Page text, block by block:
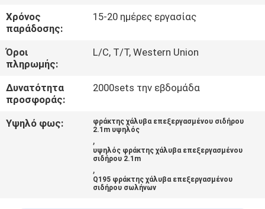
ΖΗΤΉΣΤΕ
ΈΝΑ
ΑΠΌΣΠΑΣΜΑ
ΕΙΔΉΣΕΙΣ
Χρόνος
παράδοσης:
15-20 ημέρες εργασίας
Όροι
πληρωμής:
L/C, T/T, Western Union
Δυνατότητα
προσφοράς:
2000sets την εβδομάδα
Υψηλό φως:
φράκτης χάλυβα επεξεργασμένου σιδήρου
2.1m υψηλός
,
υψηλός φράκτης χάλυβα επεξεργασμένου
σιδήρου 2.1m
,
Q195 φράκτης χάλυβα επεξεργασμένου
σιδήρου σωλήνων